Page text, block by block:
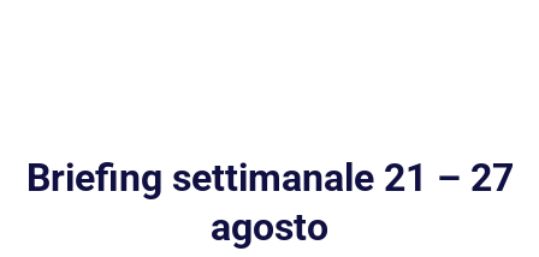
Briefing settimanale 21 – 27
agosto